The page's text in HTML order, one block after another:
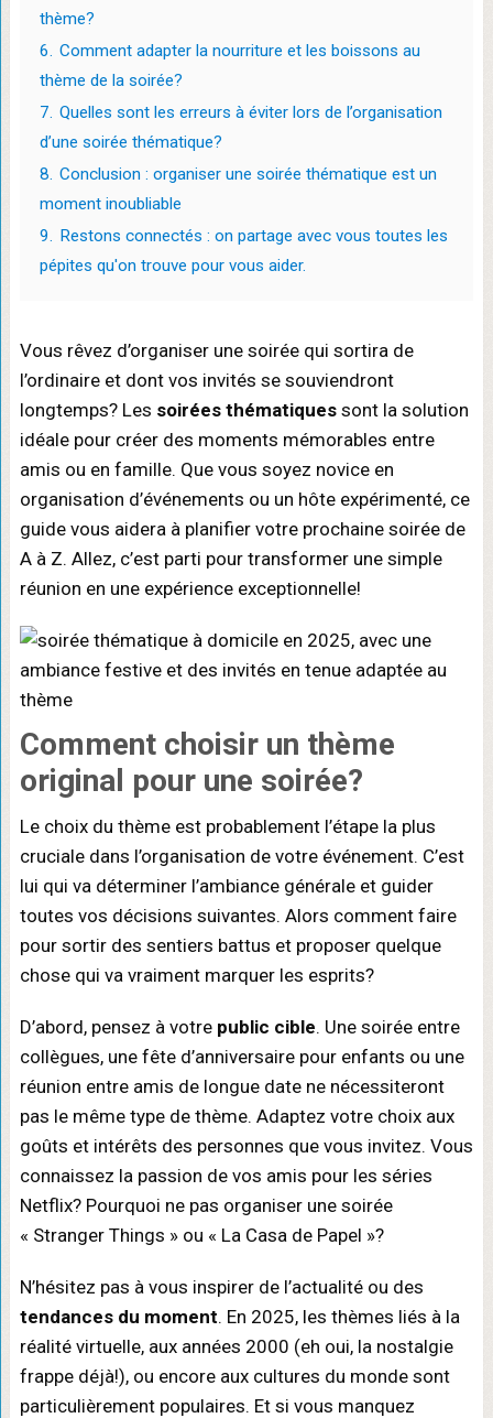
thème?
6. Comment adapter la nourriture et les boissons au
thème de la soirée?
7. Quelles sont les erreurs à éviter lors de l’organisation
d’une soirée thématique?
8. Conclusion : organiser une soirée thématique est un
moment inoubliable
9. Restons connectés : on partage avec vous toutes les
pépites qu'on trouve pour vous aider.
Vous rêvez d’organiser une soirée qui sortira de
l’ordinaire et dont vos invités se souviendront
longtemps? Les soirées thématiquessont la solution
idéale pour créer des moments mémorables entre
amis ou en famille. Que vous soyez novice en
organisation d’événements ou un hôte expérimenté, ce
guide vous aidera à planifier votre prochaine soirée de
A à Z. Allez, c’est parti pour transformer une simple
réunion en une expérience exceptionnelle!
Comment choisir un thème
original pour une soirée?
Le choix du thème est probablement l’étape la plus
cruciale dans l’organisation de votre événement. C’est
lui qui va déterminer l’ambiance générale et guider
toutes vos décisions suivantes. Alors comment faire
pour sortir des sentiers battus et proposer quelque
chose qui va vraiment marquer les esprits?
D’abord, pensez à votre public cible. Une soirée entre
collègues, une fête d’anniversaire pour enfants ou une
réunion entre amis de longue date ne nécessiteront
pas le même type de thème. Adaptez votre choix aux
goûts et intérêts des personnes que vous invitez. Vous
connaissez la passion de vos amis pour les séries
Netflix? Pourquoi ne pas organiser une soirée
« Stranger Things » ou « La Casa de Papel »?
N’hésitez pas à vous inspirer de l’actualité ou des
tendances du moment. En 2025, les thèmes liés à la
réalité virtuelle, aux années 2000 (eh oui, la nostalgie
frappe déjà!), ou encore aux cultures du monde sont
particulièrement populaires. Et si vous manquez